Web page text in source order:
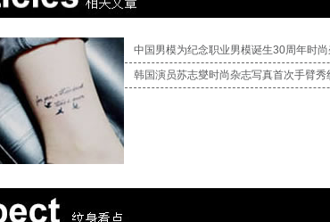
中国男模为纪念职业男模诞生30周年时
韩国演员苏志燮时尚杂志写真首次手臂秀